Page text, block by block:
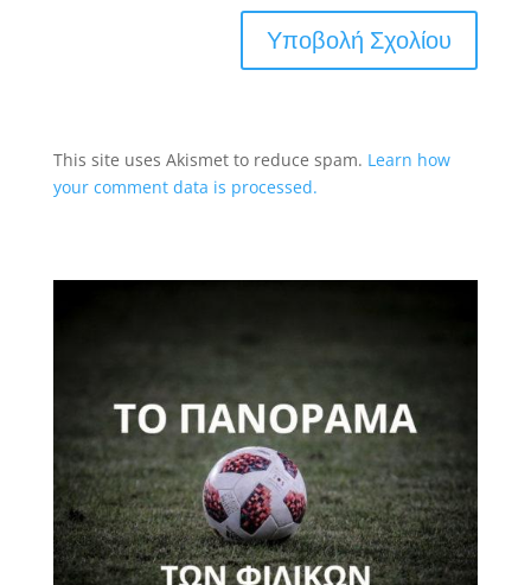
This site uses Akismet to reduce spam. Learn how
your comment data is processed.